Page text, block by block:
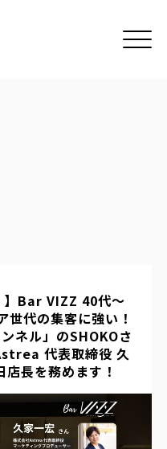
】Bar VIZZ 40代〜
世代の集客に強い！
ンネル」のSHOKOさ
代表取締役 久
長を務めます！